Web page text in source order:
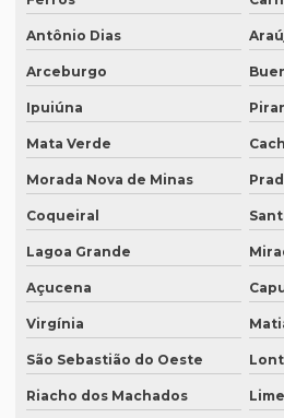
juramentada?
Qual é a melhor empresa de tradução
Qual é o preço da tradução
Qual o preço de uma tradução
Qual o valor da tradução juramentada
Qual é o valor de um artigo científico
Quando eu preciso de uma tradução
Quanto custa a diária tradução
Quanto custa a diária de um intérprete
Quanto custa equipamento de
Antônio Dias
Arceburgo
Ipuiúna
Mata Verde
Morada Nova de Minas
Coqueiral
Lagoa Grande
Açucena
Virgínia
São Sebastião do Oeste
Riacho dos Machados